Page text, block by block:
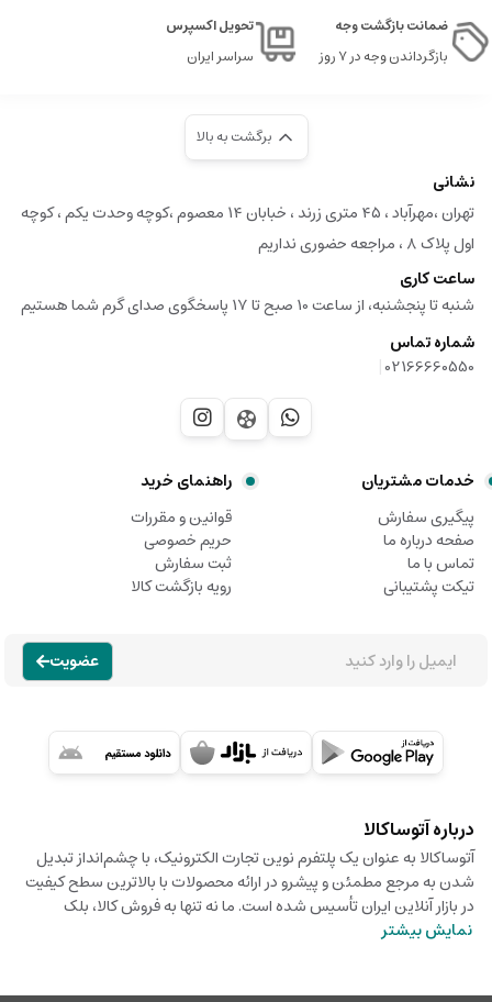
ضمانت بازگشت وجه
بازگرداندن وجه در ۷ روز
تحویل اکسپرس
سراسر ایران
برگشت به بالا
نشانی
تهران ،مهرآباد ، ۴۵ متری زرند ، خبابان ۱۴ معصوم ،کوچه وحدت یکم ، کوچه
اول پلاک ۸ ، مراجعه حضوری نداریم
ساعت کاری
شنبه تا پنجشنبه، از ساعت 10 صبح تا 17 پاسخگوی صدای گرم شما هستیم
شماره تماس
02166660550
|
خدمات مشتریان
پیگیری سفارش
صفحه درباره ما
تماس با ما
تیکت پشتیبانی
راهنمای خرید
قوانین و مقررات
حریم خصوصی
ثبت سفارش
رویه بازگشت کالا
عضویت
درباره آتوساکالا
آتوساکالا به عنوان یک پلتفرم نوین تجارت الکترونیک، با چشم‌انداز تبدیل
شدن به مرجع مطمئن و پیشرو در ارائه محصولات با بالاترین سطح کیفیت
در بازار آنلاین ایران تأسیس شده است. ما نه تنها به فروش کالا، بلک
نمایش بیشتر